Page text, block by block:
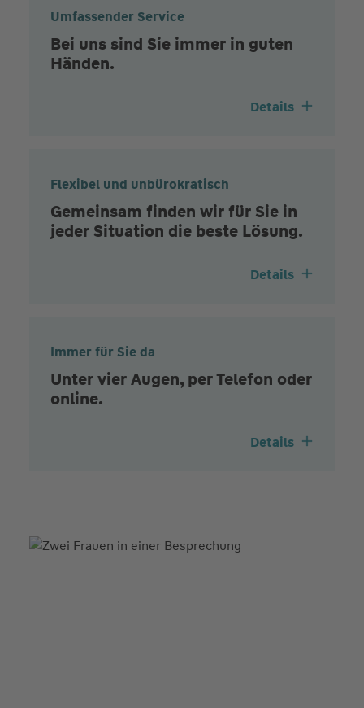
Umfassender Service
Bei uns sind Sie immer in guten
Händen.
Details
Flexibel und unbürokratisch
Gemeinsam finden wir für Sie in
jeder Situation die beste Lösung.
Details
Immer für Sie da
Unter vier Augen, per Telefon oder
online.
Details